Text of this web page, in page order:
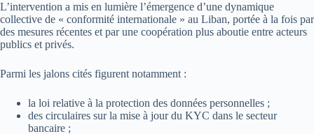
L’intervention a mis en lumière l’émergence d’une dynamique
collective de « conformité internationale » au Liban, portée à la fois par
des mesures récentes et par une coopération plus aboutie entre acteurs
publics et privés.
Parmi les jalons cités figurent notamment :
la loi relative à la protection des données personnelles ;
des circulaires sur la mise à jour du KYC dans le secteur
bancaire ;